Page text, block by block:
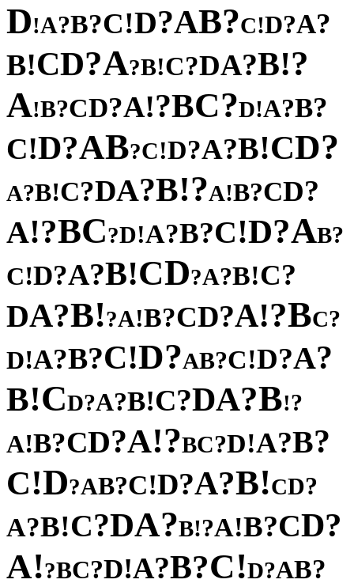
D!A?B?C!D?AB?C!D?A?
B!CD?A?B!C?DA?B!?
A!B?CD?A!?BC?D!A?B?
C!D?AB?C!D?A?B!CD?
A?B!C?DA?B!?A!B?CD?
A!?BC?D!A?B?C!D?AB?
C!D?A?B!CD?A?B!C?
DA?B!?A!B?CD?A!?BC?
D!A?B?C!D?AB?C!D?A?
B!CD?A?B!C?DA?B!?
A!B?CD?A!?BC?D!A?B?
C!D?AB?C!D?A?B!CD?
A?B!C?DA?B!?A!B?CD?
A!?BC?D!A?B?C!D?AB?